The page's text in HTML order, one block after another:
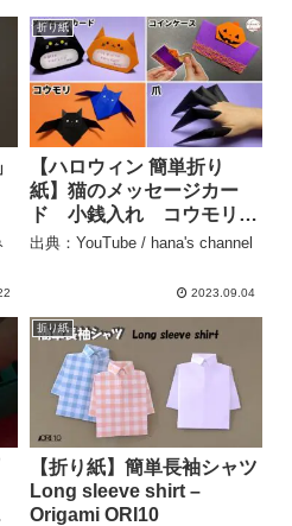
折り紙
【ハロウィン 簡単折り
紙】猫のメッセージカー
ド 小銭入れ コウモリ
爪の折り方【Halloween
cute cat 종이 접기 고양이
channel
出典：YouTube / hana's channel
2023.09.04
折り紙
【折り紙】簡単長袖シャツ
Long sleeve shirt –
Origami ORI10